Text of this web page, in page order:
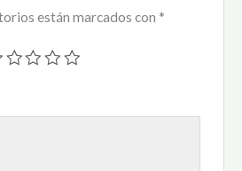
están marcados con *